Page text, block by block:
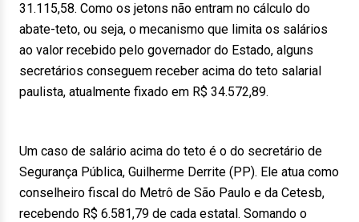
31.115,58. Como os jetons não entram no cálculo do
abate-teto, ou seja, o mecanismo que limita os salários
ao valor recebido pelo governador do Estado, alguns
secretários conseguem receber acima do teto salarial
paulista, atualmente fixado em R$ 34.572,89.
Um caso de salário acima do teto é o do secretário de
Segurança Pública, Guilherme Derrite (PP). Ele atua como
conselheiro fiscal do Metrô de São Paulo e da Cetesb,
recebendo R$ 6.581,79 de cada estatal. Somando o